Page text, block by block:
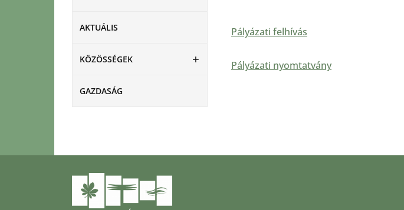
AKTUÁLIS
KÖZÖSSÉGEK
GAZDASÁG
Pályázati felhívás
Pályázati nyomtatvány